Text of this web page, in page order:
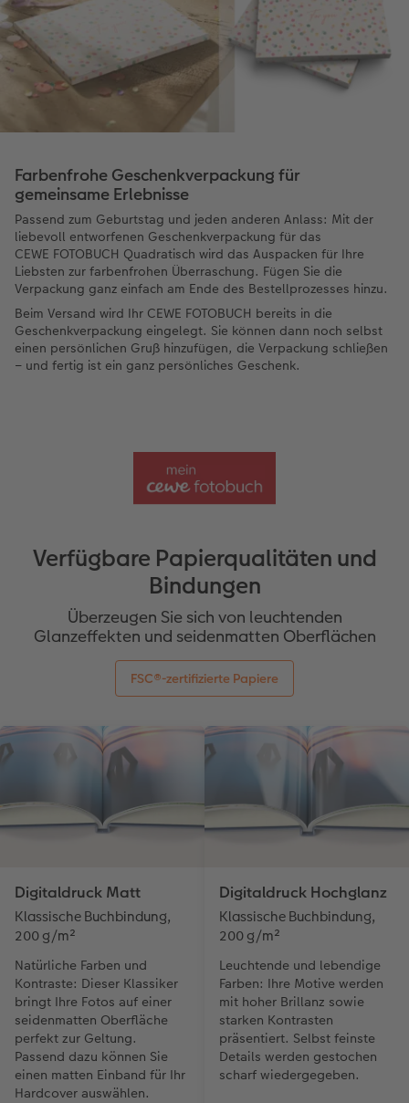
Farbenfrohe Geschenkverpackung für
gemeinsame Erlebnisse
Passend zum Geburtstag und jeden anderen Anlass: Mit der
liebevoll entworfenen Geschenkverpackung für das
CEWE FOTOBUCH Quadratisch wird das Auspacken für Ihre
Liebsten zur farbenfrohen Überraschung. Fügen Sie die
Verpackung ganz einfach am Ende des Bestellprozesses hinzu.
Beim Versand wird Ihr CEWE FOTOBUCH bereits in die
Geschenkverpackung eingelegt. Sie können dann noch selbst
einen persönlichen Gruß hinzufügen, die Verpackung schließen
– und fertig ist ein ganz persönliches Geschenk.
Verfügbare Papierqualitäten und
Bindungen
Überzeugen Sie sich von leuchtenden
Glanzeffekten und seidenmatten Oberflächen
FSC®-zertifizierte Papiere
Digitaldruck Matt
Klassische Buchbindung,
200 g/m²
Natürliche Farben und
Kontraste: Dieser Klassiker
bringt Ihre Fotos auf einer
seidenmatten Oberfläche
perfekt zur Geltung.
Passend dazu können Sie
einen matten Einband für Ihr
Hardcover auswählen.
Digitaldruck Hochglanz
Klassische Buchbindung,
200 g/m²
Leuchtende und lebendige
Farben: Ihre Motive werden
mit hoher Brillanz sowie
starken Kontrasten
präsentiert. Selbst feinste
Details werden gestochen
scharf wiedergegeben.